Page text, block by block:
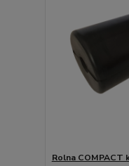
Rolna COMPACT